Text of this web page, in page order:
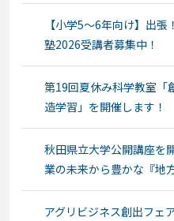
【小学5～6年向け】出
塾2026受講者募集中！
第19回夏休み科学教室「
造学習」を開催します！
秋田県立大学公開講座を
業の未来から豊かな『地
アグリビジネス創出フ